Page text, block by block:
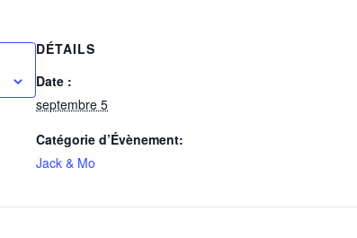
DÉTAILS
Date :
septembre 5
Catégorie d’Évènement:
Jack & Mo